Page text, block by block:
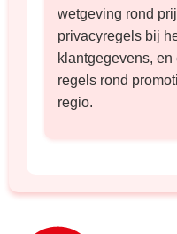
wetgeving rond
privacyregels bij
klantgegevens,
regels rond
regio.